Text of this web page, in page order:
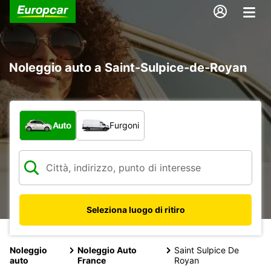
Noleggio auto a Saint-Sulpice-de-Royan
Scegli la tipologia di veicolo:
Auto Furgoni
Seleziona luogo di ritiro
Noleggio
auto
Noleggio Auto
France
Saint Sulpice De
Royan